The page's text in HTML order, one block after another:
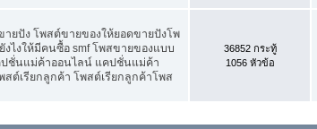
ยปัง โพสต์ขายของให้ยอดขายปังโพ
ไงให้มีคนซื้อ smf โพสขายของแบบ
ปชั่นแม่ค้าออนไลน์ แคปชั่นแม่ค้า
สต์เรียกลูกค้า โพสต์เรียกลูกค้าโพส
36852 กระทู้
1056 หัวข้อ